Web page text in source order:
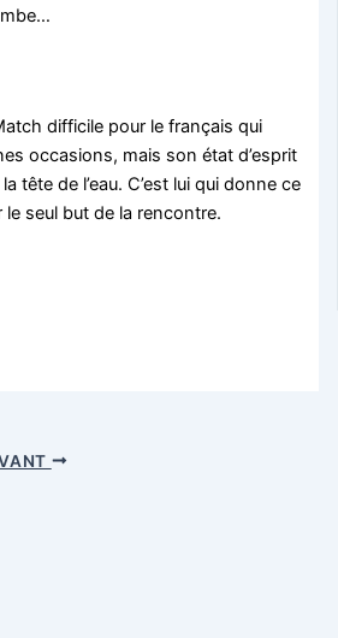
difficile pour le français qui
occasions, mais son état d’esprit
tête de l’eau. C’est lui qui donne ce
le seul but de la rencontre.